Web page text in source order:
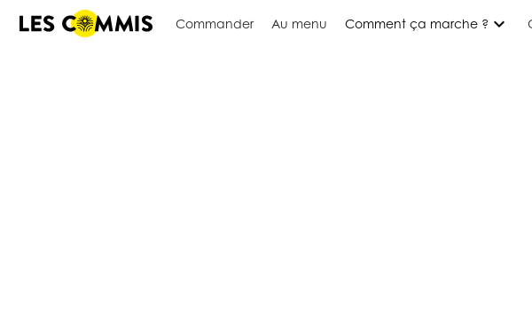
Commander Au menu Comment ça marche ? expand_more